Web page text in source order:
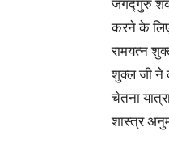
जगद्गुरु
करने के
रामयत्न
शुक्ल जी ने
चेतना
शास्त्र